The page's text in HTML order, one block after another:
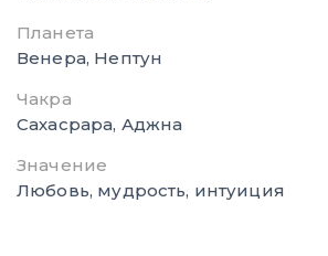
Планета
Венера, Нептун
Чакра
Сахасрара, Аджна
Значение
Любовь, мудрость, интуиция